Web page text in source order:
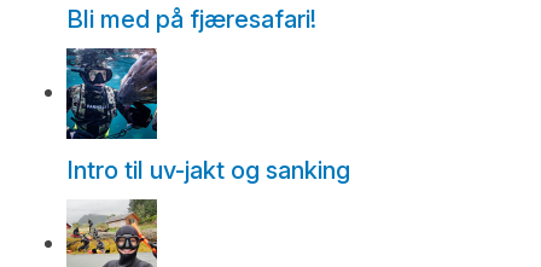
Bli med på fjæresafari!
Intro til uv-jakt og sanking